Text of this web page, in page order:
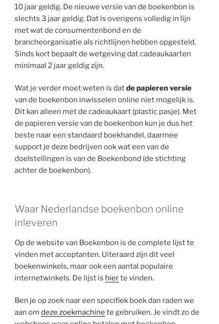
10 jaar geldig. De nieuwe versie van de boekenbon is
slechts 3 jaar geldig. Dat is overigens volledig in lijn
met wat de consumentenbond en de
brancheorganisatie als richtlijnen hebben opgesteld.
Sinds kort bepaalt de wetgeving dat cadeaukaarten
minimaal 2 jaar geldig zijn.
Wat je verder moet weten is datde papieren versie
van de boekenbon inwisselen online niet mogelijk is.
Dit kan alleen met de cadeaukaart (plastic pasje). Met
de papieren versie van de boekenbon kun je dus het
beste naar een standaard boekhandel, daarmee
support je deze bedrijven ook wat een van de
doelstellingen is van de Boekenbond (de stichting
achter de boekenbon).
Waar Nederlandse boekenbon online
inleveren
Op de website van Boekenbon is de complete lijst te
vinden met acceptanten. Uiteraard zijn dit veel
boekenwinkels, maar ook een aantal populaire
internetwinkels. De lijst is hierte vinden.
Ben je op zoek naar een specifiek boek dan raden we
aan om deze zoekmachine te gebruiken. Je vindt zo de